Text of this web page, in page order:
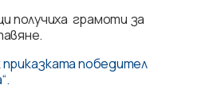
получиха грамоти за
приказката победител